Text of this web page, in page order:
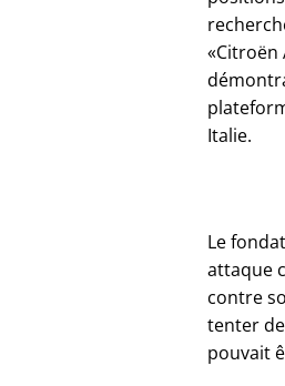
Citroën
Italie.
Le
attaque
contre
tenter
pouvait